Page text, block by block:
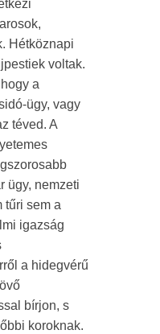
Hétköznapi
voltak.
a
ügy, vagy
téved. A
ügy, nemzeti
tűri sem a
igazság
a hidegvérű
bírjon, s
koroknak.